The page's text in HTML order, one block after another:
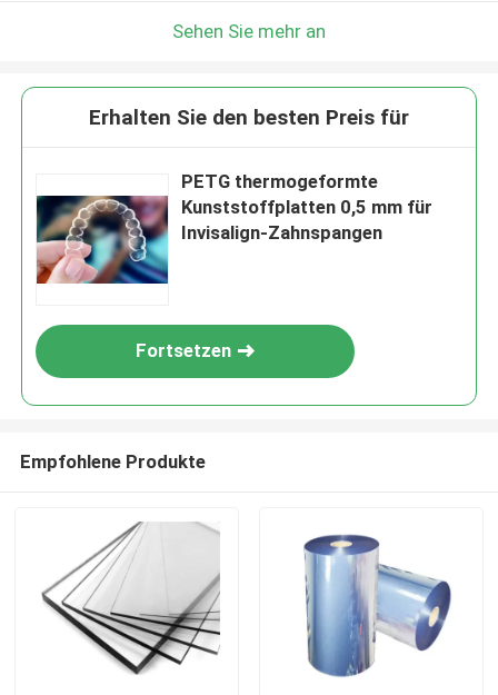
Sehen Sie mehr an
Erhalten Sie den besten Preis für
PETG thermogeformte
Kunststoffplatten 0,5 mm für
Invisalign-Zahnspangen
Fortsetzen
Empfohlene Produkte